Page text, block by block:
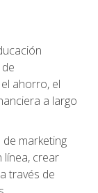
ahorro, el
a largo
marketing
línea, crear
través de